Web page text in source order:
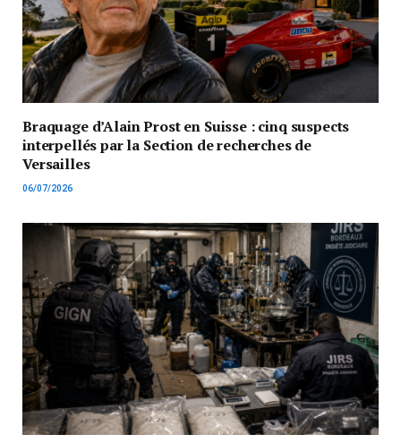
Braquage d’Alain Prost en Suisse : cinq suspects
interpellés par la Section de recherches de
Versailles
06/07/2026